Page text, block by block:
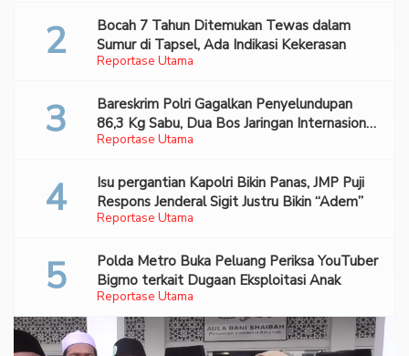
Reportase Utama
Bocah 7 Tahun Ditemukan Tewas dalam
Sumur di Tapsel, Ada Indikasi Kekerasan
Reportase Utama
Bareskrim Polri Gagalkan Penyelundupan
86,3 Kg Sabu, Dua Bos Jaringan Internasional
Diburu
Reportase Utama
Isu pergantian Kapolri Bikin Panas, JMP Puji
Respons Jenderal Sigit Justru Bikin “Adem”
Reportase Utama
Polda Metro Buka Peluang Periksa YouTuber
Bigmo terkait Dugaan Eksploitasi Anak